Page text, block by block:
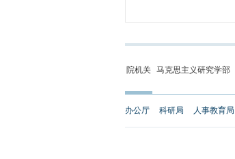
院机关 马克思主义研究学部
办公厅 科研局 人事教育局